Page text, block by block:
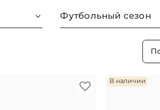
Футбольный сезон
В наличии